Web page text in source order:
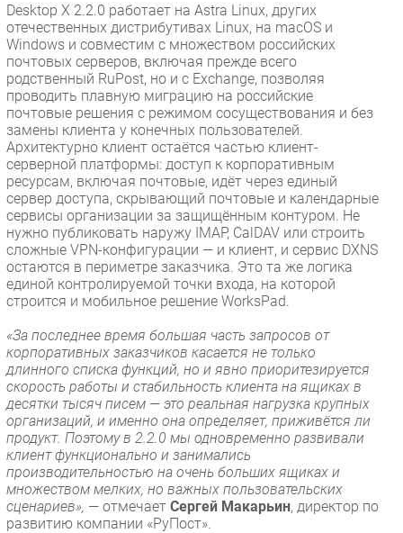
Desktop X 2.2.0 работает на Astra Linux, других
отечественных дистрибутивах Linux, на macOS и
Windows и совместим с множеством российских
почтовых серверов, включая прежде всего
родственный RuPost, но и с Exchange, позволяя
проводить плавную миграцию на российские
почтовые решения с режимом сосуществования и без
замены клиента у конечных пользователей.
Архитектурно клиент остаётся частью клиент-
серверной платформы: доступ к корпоративным
ресурсам, включая почтовые, идёт через единый
сервер доступа, скрывающий почтовые и календарные
сервисы организации за защищённым контуром. Не
нужно публиковать наружу IMAP, CalDAV или строить
сложные VPN-конфигурации — и клиент, и сервис DXNS
остаются в периметре заказчика. Это та же логика
единой контролируемой точки входа, на которой
строится и мобильное решение WorksPad.
«За последнее время большая часть запросов от
корпоративных заказчиков касается не только
длинного списка функций, но и явно приоритезируется
скорость работы и стабильность клиента на ящиках в
десятки тысяч писем — это реальная нагрузка крупных
организаций, и именно она определяет, приживётся ли
продукт. Поэтому в 2.2.0 мы одновременно развивали
клиент функционально и занимались
производительностью на очень больших ящиках и
множеством мелких, но важных пользовательских
сценариев», — отмечает Сергей Макарьин, директор по
развитию компании «РуПост».